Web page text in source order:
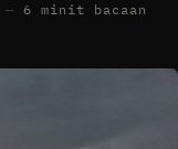
— 6 minit bacaan